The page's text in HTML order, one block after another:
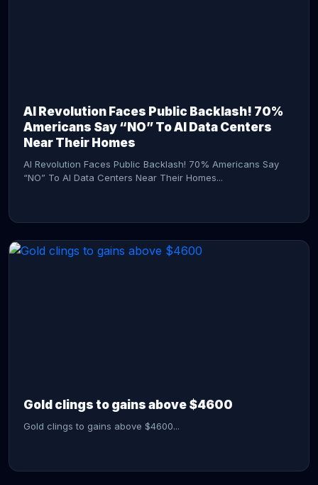
AI Revolution Faces Public Backlash! 70%
Americans Say “NO” To AI Data Centers
Near Their Homes
AI Revolution Faces Public Backlash! 70% Americans Say
“NO” To AI Data Centers Near Their Homes...
Gold clings to gains above $4600
Gold clings to gains above $4600...